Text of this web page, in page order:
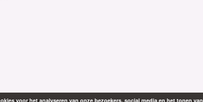
voor het analyseren van onze bezoekers, social media en het tonen van